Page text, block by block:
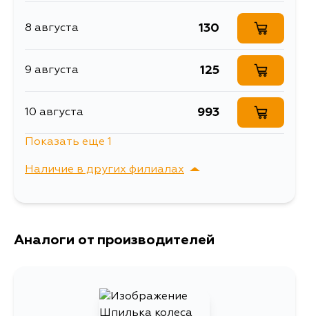
8 августа 130
9 августа 125
10 августа 993
Показать еще 1
Наличие в других филиалах
г. Владивосток,
Аналоги от производителей